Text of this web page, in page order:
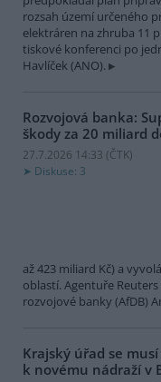
rozsah území určeného
elektráren na zhruba 11
tiskové konferenci po
Havlíček (ANO).
Rozvojová banka:
škody za 20 miliard
27.7.2026 14:33 (ČTK)
Diskuse: 3
až 423 miliard Kč) a
oblastí. Agentuře
rozvojové banky (AfDB)
Krajský úřad se
k novému nádraží v